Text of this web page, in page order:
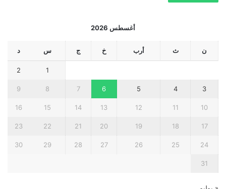
أغسطس 2026
ن ث أرب خ ج س د
1
2
3
4
5
6
7
8
9
10
11
12
13
14
15
16
17
18
19
20
21
22
23
24
25
26
27
28
29
30
31